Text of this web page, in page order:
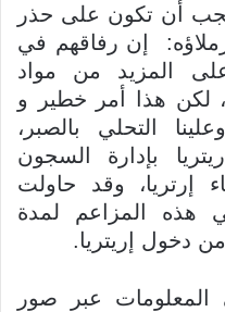
أن تكون على حذر
إن رفاقهم في
على المزيد من مواد
، لكن هذا أمر خطير و
التحلي بالصبر،
بإدارة السجون
إرتريا، وقد حاولت
هذه المزاعم لمدة
دخول إريتريا.
عبر صور